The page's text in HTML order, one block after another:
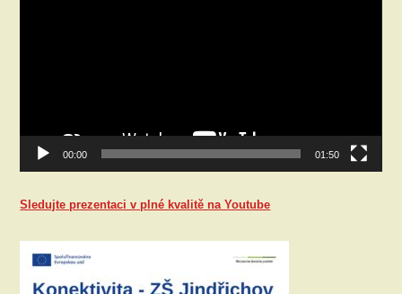
00:00 01:50
Sledujte prezentaci v plné kvalitě na Youtube